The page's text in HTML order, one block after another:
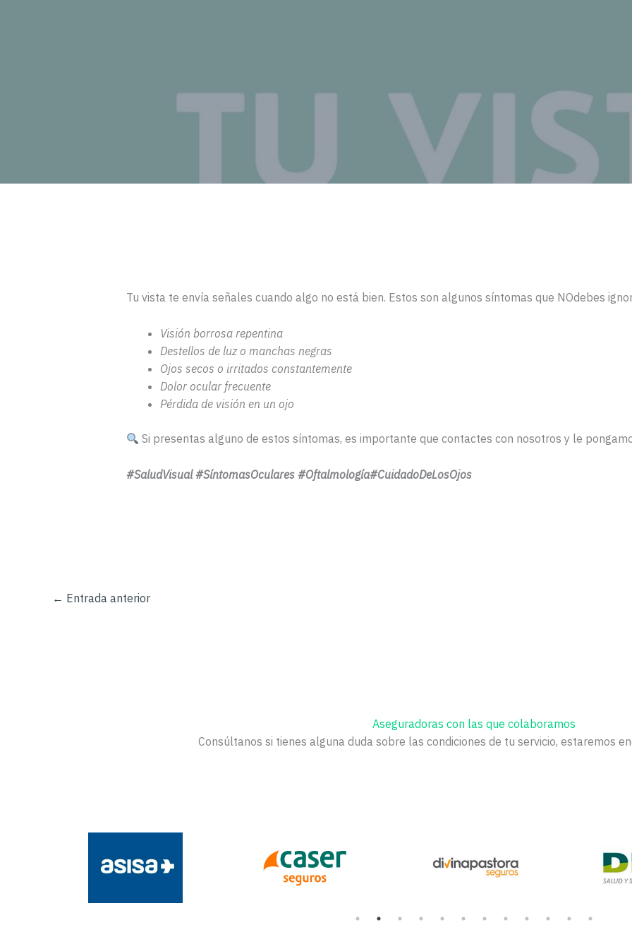
Tu vista te envía señales cuando algo no está bien. Estos son algunos síntomas que NOdebes
Visión borrosa repentina
Destellos de luz o manchas negras
Ojos secos o irritados constantemente
Dolor ocular frecuente
Pérdida de visión en un ojo
Si presentas alguno de estos síntomas, es importante que contactes con nosotros y le
#SaludVisual #SíntomasOculares #Oftalmología#CuidadoDeLosOjos
← Entrada anterior
Aseguradoras con las que colaboramos
Consúltanos si tienes alguna duda sobre las condiciones de tu servicio, estaremos